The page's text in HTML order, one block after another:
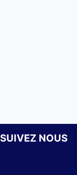
SUIVEZ NOUS